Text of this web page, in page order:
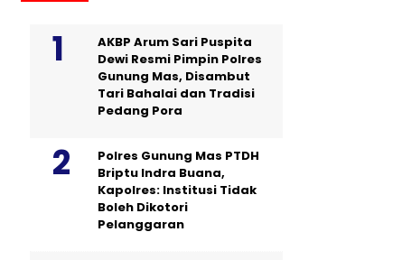
AKBP Arum Sari Puspita
Dewi Resmi Pimpin Polres
Gunung Mas, Disambut
Tari Bahalai dan Tradisi
Pedang Pora
Polres Gunung Mas PTDH
Briptu Indra Buana,
Kapolres: Institusi Tidak
Boleh Dikotori
Pelanggaran